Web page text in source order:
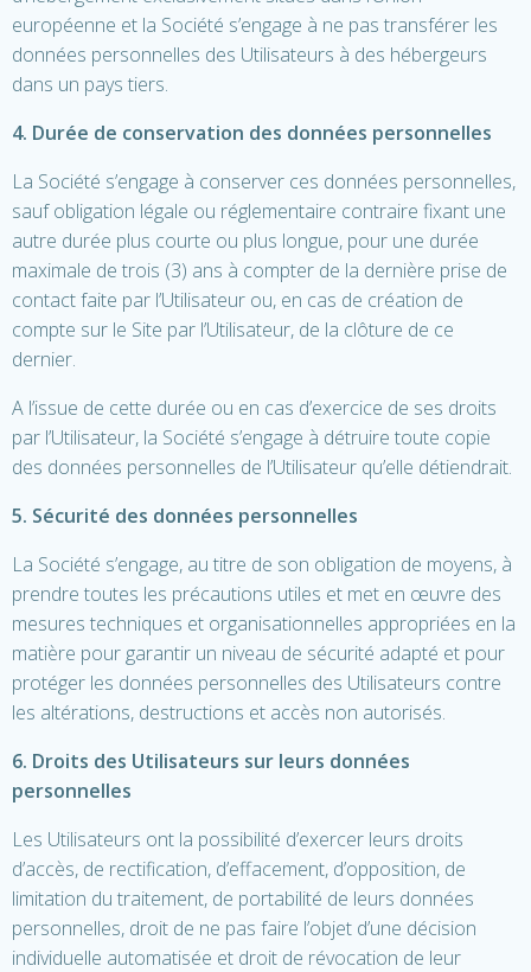
européenne et la Société s’engage à ne pas transférer les
données personnelles des Utilisateurs à des hébergeurs
dans un pays tiers.
4. Durée de conservation des données personnelles
La Société s’engage à conserver ces données personnelles,
sauf obligation légale ou réglementaire contraire fixant une
autre durée plus courte ou plus longue, pour une durée
maximale de trois (3) ans à compter de la dernière prise de
contact faite par l’Utilisateur ou, en cas de création de
compte sur le Site par l’Utilisateur, de la clôture de ce
dernier.
A l’issue de cette durée ou en cas d’exercice de ses droits
par l’Utilisateur, la Société s’engage à détruire toute copie
des données personnelles de l’Utilisateur qu’elle détiendrait.
5. Sécurité des données personnelles
La Société s’engage, au titre de son obligation de moyens, à
prendre toutes les précautions utiles et met en œuvre des
mesures techniques et organisationnelles appropriées en la
matière pour garantir un niveau de sécurité adapté et pour
protéger les données personnelles des Utilisateurs contre
les altérations, destructions et accès non autorisés.
6. Droits des Utilisateurs sur leurs données
personnelles
Les Utilisateurs ont la possibilité d’exercer leurs droits
d’accès, de rectification, d’effacement, d’opposition, de
limitation du traitement, de portabilité de leurs données
personnelles, droit de ne pas faire l’objet d’une décision
individuelle automatisée et droit de révocation de leur